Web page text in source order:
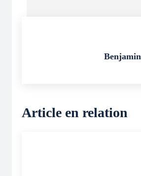
Benjamin
Article en relation